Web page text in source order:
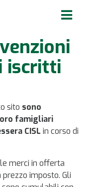
iscritti
sito sono
famigliari
CISL in corso di
merci in offerta
imposto. Gli